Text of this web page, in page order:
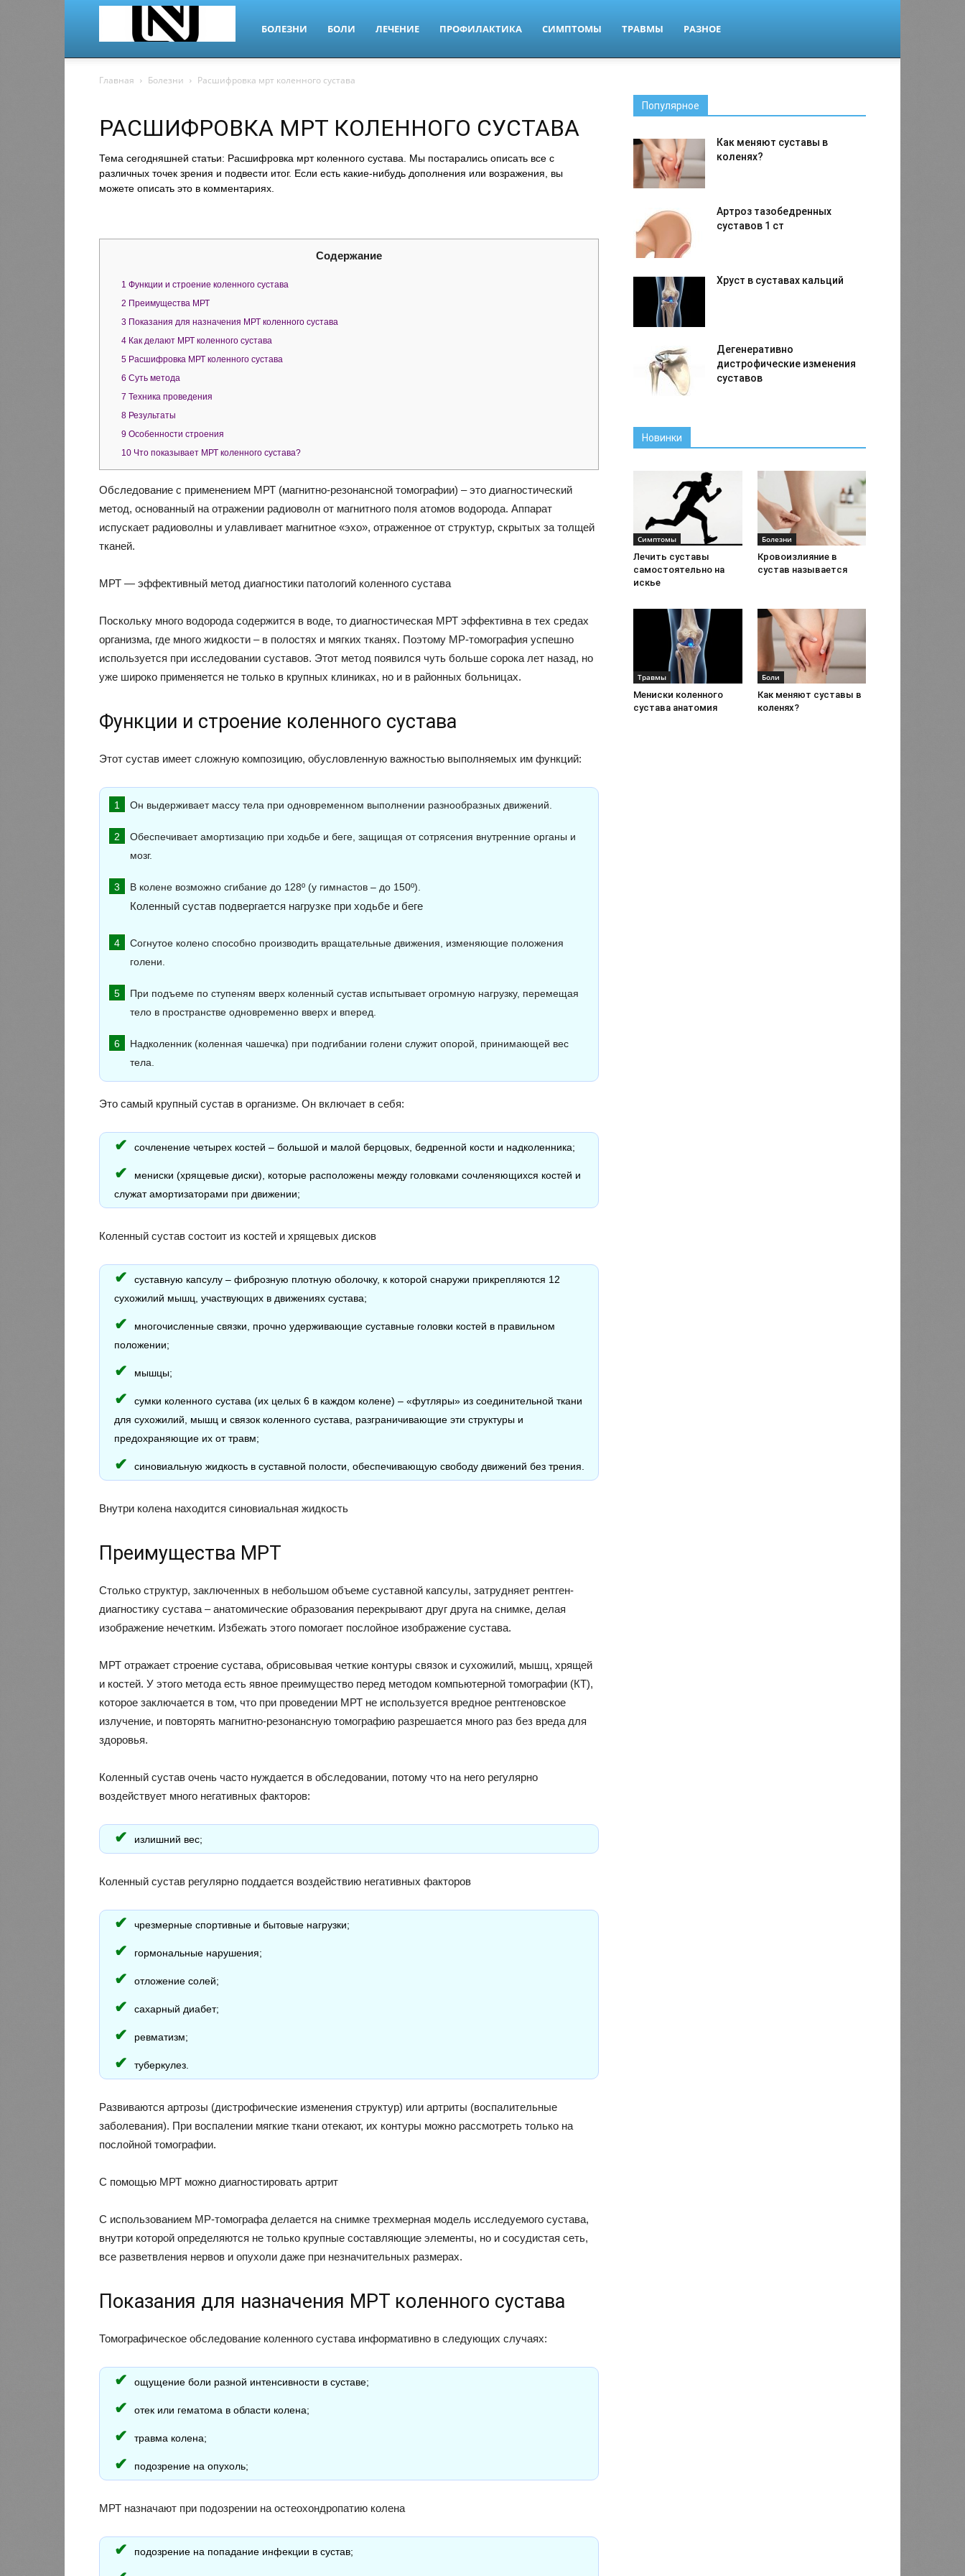
nano-
dr.ru
БОЛЕЗНИ БОЛИ ЛЕЧЕНИЕ ПРОФИЛАКТИКА СИМПТОМЫ ТРАВМЫ РАЗНОЕ
Главная Болезни Расшифровка мрт коленного сустава
РАСШИФРОВКА МРТ КОЛЕННОГО СУСТАВА
Тема сегодняшней статьи: Расшифровка мрт коленного сустава. Мы постарались описать все с
различных точек зрения и подвести итог. Если есть какие-нибудь дополнения или возражения, вы
можете описать это в комментариях.
Содержание
1 Функции и строение коленного сустава
2 Преимущества МРТ
3 Показания для назначения МРТ коленного сустава
4 Как делают МРТ коленного сустава
5 Расшифровка МРТ коленного сустава
6 Суть метода
7 Техника проведения
8 Результаты
9 Особенности строения
10 Что показывает МРТ коленного сустава?
Обследование с применением МРТ (магнитно-резонансной томографии) – это диагностический
метод, основанный на отражении радиоволн от магнитного поля атомов водорода. Аппарат
испускает радиоволны и улавливает магнитное «эхо», отраженное от структур, скрытых за толщей
тканей.
МРТ — эффективный метод диагностики патологий коленного сустава
Поскольку много водорода содержится в воде, то диагностическая МРТ эффективна в тех средах
организма, где много жидкости – в полостях и мягких тканях. Поэтому МР-томография успешно
используется при исследовании суставов. Этот метод появился чуть больше сорока лет назад, но
уже широко применяется не только в крупных клиниках, но и в районных больницах.
Функции и строение коленного сустава
Этот сустав имеет сложную композицию, обусловленную важностью выполняемых им функций:
Он выдерживает массу тела при одновременном выполнении разнообразных движений.
Обеспечивает амортизацию при ходьбе и беге, защищая от сотрясения внутренние органы и
мозг.
В колене возможно сгибание до 128º (у гимнастов – до 150º).
Коленный сустав подвергается нагрузке при ходьбе и беге
Согнутое колено способно производить вращательные движения, изменяющие положения
голени.
При подъеме по ступеням вверх коленный сустав испытывает огромную нагрузку, перемещая
тело в пространстве одновременно вверх и вперед.
Надколенник (коленная чашечка) при подгибании голени служит опорой, принимающей вес
тела.
Это самый крупный сустав в организме. Он включает в себя:
сочленение четырех костей – большой и малой берцовых, бедренной кости и надколенника;
мениски (хрящевые диски), которые расположены между головками сочленяющихся костей и
служат амортизаторами при движении;
Коленный сустав состоит из костей и хрящевых дисков
суставную капсулу – фиброзную плотную оболочку, к которой снаружи прикрепляются 12
сухожилий мышц, участвующих в движениях сустава;
многочисленные связки, прочно удерживающие суставные головки костей в правильном
положении;
мышцы;
сумки коленного сустава (их целых 6 в каждом колене) – «футляры» из соединительной ткани
для сухожилий, мышц и связок коленного сустава, разграничивающие эти структуры и
предохраняющие их от травм;
синовиальную жидкость в суставной полости, обеспечивающую свободу движений без трения.
Внутри колена находится синовиальная жидкость
Преимущества МРТ
Столько структур, заключенных в небольшом объеме суставной капсулы, затрудняет рентген-
диагностику сустава – анатомические образования перекрывают друг друга на снимке, делая
изображение нечетким. Избежать этого помогает послойное изображение сустава.
МРТ отражает строение сустава, обрисовывая четкие контуры связок и сухожилий, мышц, хрящей
и костей. У этого метода есть явное преимущество перед методом компьютерной томографии (КТ),
которое заключается в том, что при проведении МРТ не используется вредное рентгеновское
излучение, и повторять магнитно-резонансную томографию разрешается много раз без вреда для
здоровья.
Коленный сустав очень часто нуждается в обследовании, потому что на него регулярно
воздействует много негативных факторов:
излишний вес;
Коленный сустав регулярно поддается воздействию негативных факторов
чрезмерные спортивные и бытовые нагрузки;
гормональные нарушения;
отложение солей;
сахарный диабет;
ревматизм;
туберкулез.
Развиваются артрозы (дистрофические изменения структур) или артриты (воспалительные
заболевания). При воспалении мягкие ткани отекают, их контуры можно рассмотреть только на
послойной томографии.
С помощью МРТ можно диагностировать артрит
С использованием МР-томографа делается на снимке трехмерная модель исследуемого сустава,
внутри которой определяются не только крупные составляющие элементы, но и сосудистая сеть,
все разветвления нервов и опухоли даже при незначительных размерах.
Показания для назначения МРТ коленного сустава
Томографическое обследование коленного сустава информативно в следующих случаях:
ощущение боли разной интенсивности в суставе;
отек или гематома в области колена;
травма колена;
подозрение на опухоль;
МРТ назначают при подозрении на остеохондропатию колена
подозрение на попадание инфекции в сустав;
Популярное
Как меняют суставы в
коленях?
Артроз тазобедренных
суставов 1 ст
Хруст в суставах кальций
Дегенеративно
дистрофические изменения
суставов
Новинки
Симптомы
Лечить суставы
самостоятельно на
искье
Болезни
Кровоизлияние в
сустав называется
Травмы
Мениски коленного
сустава анатомия
Боли
Как меняют суставы в
коленях?